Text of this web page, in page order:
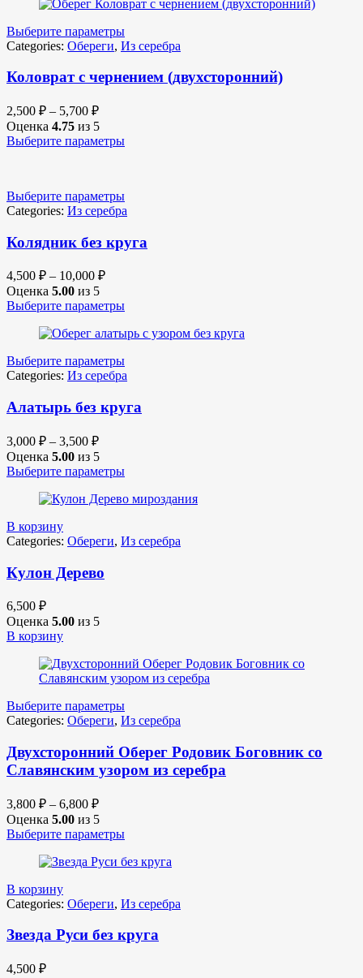
Выберите параметры
Categories: Обереги, Из серебра
Коловрат с чернением (двухсторонний)
2,500 ₽ – 5,700 ₽
Оценка 4.75 из 5
Выберите параметры
Выберите параметры
Categories: Из серебра
Колядник без круга
4,500 ₽ – 10,000 ₽
Оценка 5.00 из 5
Выберите параметры
Выберите параметры
Categories: Из серебра
Алатырь без круга
3,000 ₽ – 3,500 ₽
Оценка 5.00 из 5
Выберите параметры
В корзину
Categories: Обереги, Из серебра
Кулон Дерево
6,500 ₽
Оценка 5.00 из 5
В корзину
Выберите параметры
Categories: Обереги, Из серебра
Двухсторонний Оберег Родовик Боговник со
Славянским узором из серебра
3,800 ₽ – 6,800 ₽
Оценка 5.00 из 5
Выберите параметры
В корзину
Categories: Обереги, Из серебра
Звезда Руси без круга
4,500 ₽